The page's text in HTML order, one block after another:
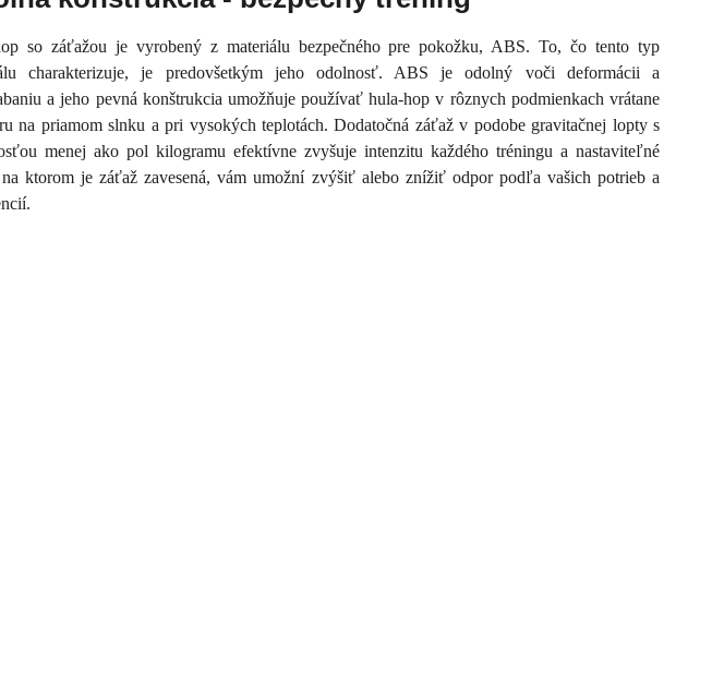
so záťažou je vyrobený z materiálu bezpečného pre pokožku, ABS. To, čo tento typ
charakterizuje, je predovšetkým jeho odolnosť. ABS je odolný voči deformácii a
a jeho pevná konštrukcia umožňuje používať hula-hop v rôznych podmienkach vrátane
na priamom slnku a pri vysokých teplotách. Dodatočná záťaž v podobe gravitačnej lopty s
menej ako pol kilogramu efektívne zvyšuje intenzitu každého tréningu a nastaviteľné
ktorom je záťaž zavesená, vám umožní zvýšiť alebo znížiť odpor podľa vašich potrieb a